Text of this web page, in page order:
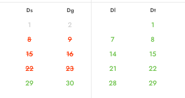
Ds Dg
1
2
8
9
15
16
22
23
29
30
Dl Dt
1
7
8
14
15
21
22
28
29